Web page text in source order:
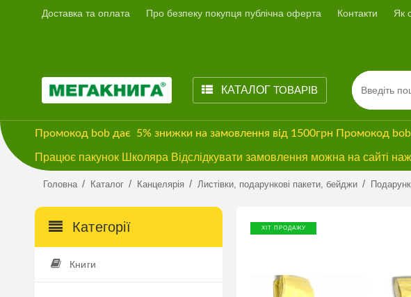
Доставка та оплата Про безпеку покупця публічна оферта Контакти Як
КАТАЛОГТОВАРІВ
Промокод bob дає 5% знижки на замовлення від 1500грн Промокод
Працює пакунок Школяра Відслідкувати замовлення можна на сайті
Головна / Каталог / Канцелярія / Листівки, подарункові пакети, бейджи /
Категорії
Книги
ХІТ ПРОДАЖУ